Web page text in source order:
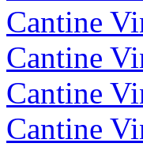
Cantine
Cantine
Cantine
Cantine